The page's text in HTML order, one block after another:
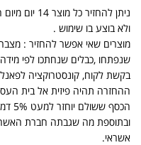
ניתן
ולא בוצע בו שימוש .
מוצרים שאי אפשר להחזיר :
שנפתחו ,כבלים שנחתכו לפי
בקשת לקוח, קונסטרוקציה
ההחזרה תהיה פיזית אל בית
ובתוספת מה שגבתה חברת
אשראי.